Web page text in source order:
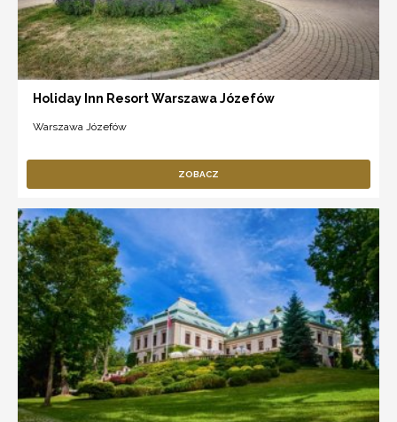
Holiday Inn Resort Warszawa Józefów
Warszawa Józefów
ZOBACZ